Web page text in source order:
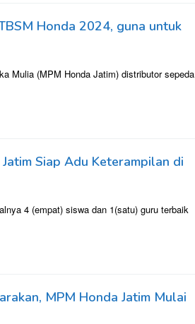
Honda 2024, guna untuk
Mulia (MPM Honda Jatim) distributor sepeda
Siap Adu Keterampilan di
4 (empat) siswa dan 1(satu) guru terbaik
MPM Honda Jatim Mulai